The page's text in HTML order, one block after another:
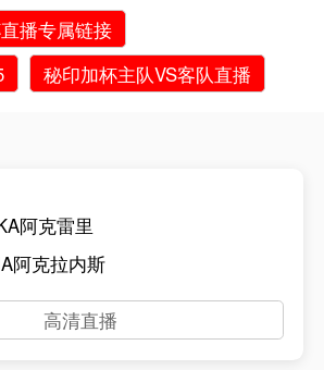
播专属链接
秘印加杯主队VS客队直播
阿克雷里
阿克拉内斯
高清直播